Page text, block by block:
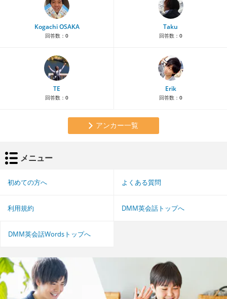
Kogachi OSAKA
回答数： 0
Taku
回答数： 0
TE
回答数： 0
Erik
回答数： 0
アンカー一覧
メニュー
初めての方へ よくある質問
利用規約 DMM英会話トップへ
DMM英会話Wordsトップへ